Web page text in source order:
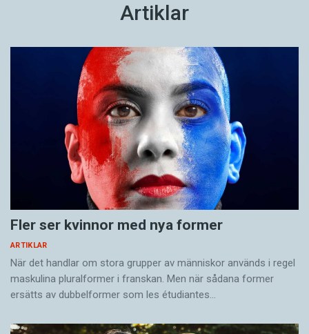
Artiklar
Fler ser kvinnor med nya former
ARTIKLAR
När det handlar om stora grupper av människor används i regel
maskulina pluralformer i franskan. Men när sådana ­former
ersätts av dubbel­former som les étudiantes…